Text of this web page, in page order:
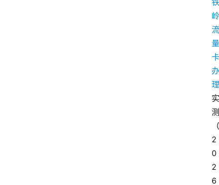
铁
岭
流
量
卡
办
理
实
测
（
2
0
2
6